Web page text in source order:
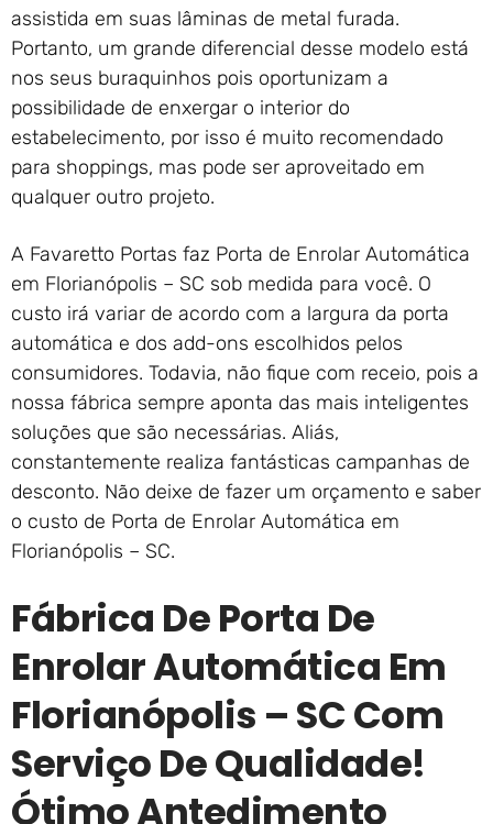
assistida em suas lâminas de metal furada.
Portanto, um grande diferencial desse modelo está
nos seus buraquinhos pois oportunizam a
possibilidade de enxergar o interior do
estabelecimento, por isso é muito recomendado
para shoppings, mas pode ser aproveitado em
qualquer outro projeto.
A Favaretto Portas faz Porta de Enrolar Automática
em Florianópolis – SC sob medida para você. O
custo irá variar de acordo com a largura da porta
automática e dos add-ons escolhidos pelos
consumidores. Todavia, não fique com receio, pois a
nossa fábrica sempre aponta das mais inteligentes
soluções que são necessárias. Aliás,
constantemente realiza fantásticas campanhas de
desconto. Não deixe de fazer um orçamento e saber
o custo de Porta de Enrolar Automática em
Florianópolis – SC.
Fábrica De Porta De
Enrolar Automática Em
Florianópolis – SC Com
Serviço De Qualidade!
Ótimo Antedimento